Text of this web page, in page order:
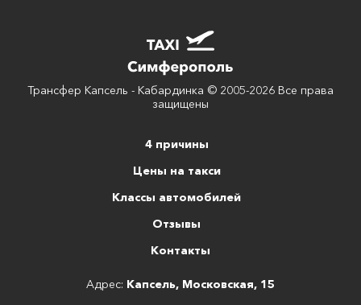
Трансфер Капсель - Кабардинка © 2005-2026 Все права
защищены
4 причины
Цены на такси
Классы автомобилей
Отзывы
Контакты
Адрес: Капсель, Московская, 15